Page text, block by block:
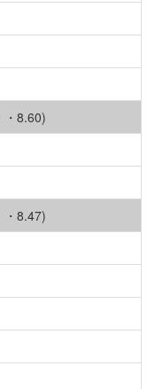
・8.60)
・8.47)